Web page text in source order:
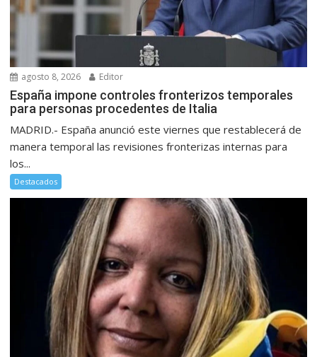
agosto 8, 2026 Editor
España impone controles fronterizos temporales
para personas procedentes de Italia
MADRID.- España anunció este viernes que restablecerá de
manera temporal las revisiones fronterizas internas para
los...
Destacados